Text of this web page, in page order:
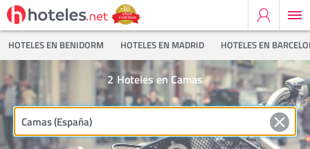
HOTELES EN BENIDORM HOTELES EN MADRID HOTELES EN
Hoteles en Camas
2